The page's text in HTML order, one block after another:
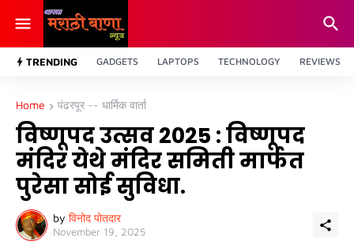
TRENDING GADGETS LAPTOPS TECHNOLOGY REVIEWS
Home पंढरपूर -- धार्मिक वार्ता
विष्णूपद उत्सव 2025 : विष्णूपद
मंदिर येथे मंदिर समिती मार्फत
पुरेसा सोई सुविधा.
by विनोद पोतदार
November 19, 2025